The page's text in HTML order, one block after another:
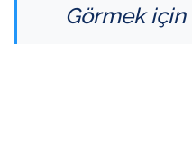
Görmek için